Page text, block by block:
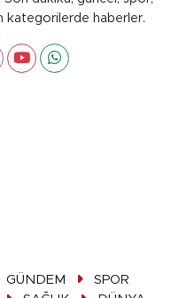
kategorilerde haberler.
GÜNDEM
SPOR